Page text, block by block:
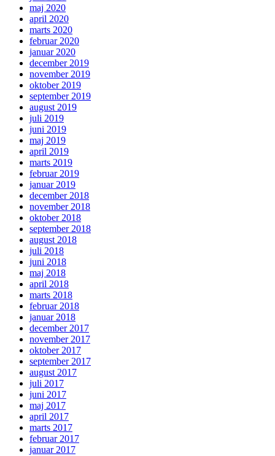
maj 2020
april 2020
marts 2020
februar 2020
januar 2020
december 2019
november 2019
oktober 2019
september 2019
august 2019
juli 2019
juni 2019
maj 2019
april 2019
marts 2019
februar 2019
januar 2019
december 2018
november 2018
oktober 2018
september 2018
august 2018
juli 2018
juni 2018
maj 2018
april 2018
marts 2018
februar 2018
januar 2018
december 2017
november 2017
oktober 2017
september 2017
august 2017
juli 2017
juni 2017
maj 2017
april 2017
marts 2017
februar 2017
januar 2017